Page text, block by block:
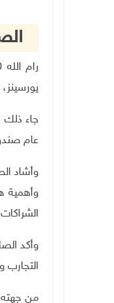
رام الله 20-11-2022 وفا- بحث وزير الحكم المحلي مجدي الصالح، مع رئيس اتحاد البلديات الهولندية (
جاء ذلك
عام
وأشاد
وأهمية
وأكد
التجارب
من جهته،